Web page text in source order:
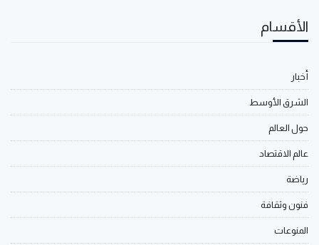
الأقسام
أخبار
الشرق الأوسط
حول العالم
عالم الاقتصاد
رياضة
فنون وثقافة
المنوعات